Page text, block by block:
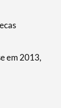
em 2013,